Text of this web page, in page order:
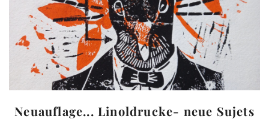
Neuauflage... Linoldrucke- neue Sujets